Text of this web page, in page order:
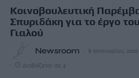
Κοινοβουλευτική
Σπυριδάκη για το έργο
Γιαλού
Newsroom 8 Ιανουαρίου, 2026
Διαβάζεται σε 4'